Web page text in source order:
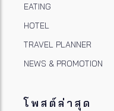
EATING
HOTEL
TRAVEL PLANNER
NEWS & PROMOTION
โพสต์ล่าสุด